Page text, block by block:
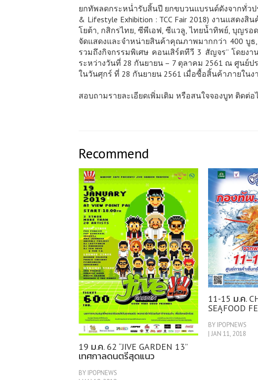
ยกทัพลดกระหน่ำรับสิ้นปี ยกขบวนแบรนด์ดังจากทั่วปร
& Lifestyle Exhibition : TCC Fair 2018) งานแสด
โยต้า, กสิกรไทย, ซีพีเอฟ, ซีแวลู, ไทยน้ำทิพย์, บุญร
จัดแสดงและจำหน่ายสินค้าคุณภาพมากกว่า 400 บูธ,
รวมถึงกิจกรรมพิเศษ คอนเสิร์ตทีวี 3 สัญจร” โดยงาน
ระหว่างวันที่ 28 กันยายน – 7 ตุลาคม 2561 ณ ศูนย์
ในวันศุกร์ ที่ 28 กันยายน 2561 เมื่อซื้อสิ้นค้าภายในง
สอบถามรายละเอียดเพิ่มเติม หรือสนใจจองบูท ติดต่
Recommend
19 ม.ค. 62 “JIVE GARDEN 13”
เทศกาลดนตรีสุดแนว
BY IPOPNEWS
11-15 ม.ค.
SEAFOOD
เชียงใหม่ แอร์
BY IPOPNEWS
| JAN 11, 2018